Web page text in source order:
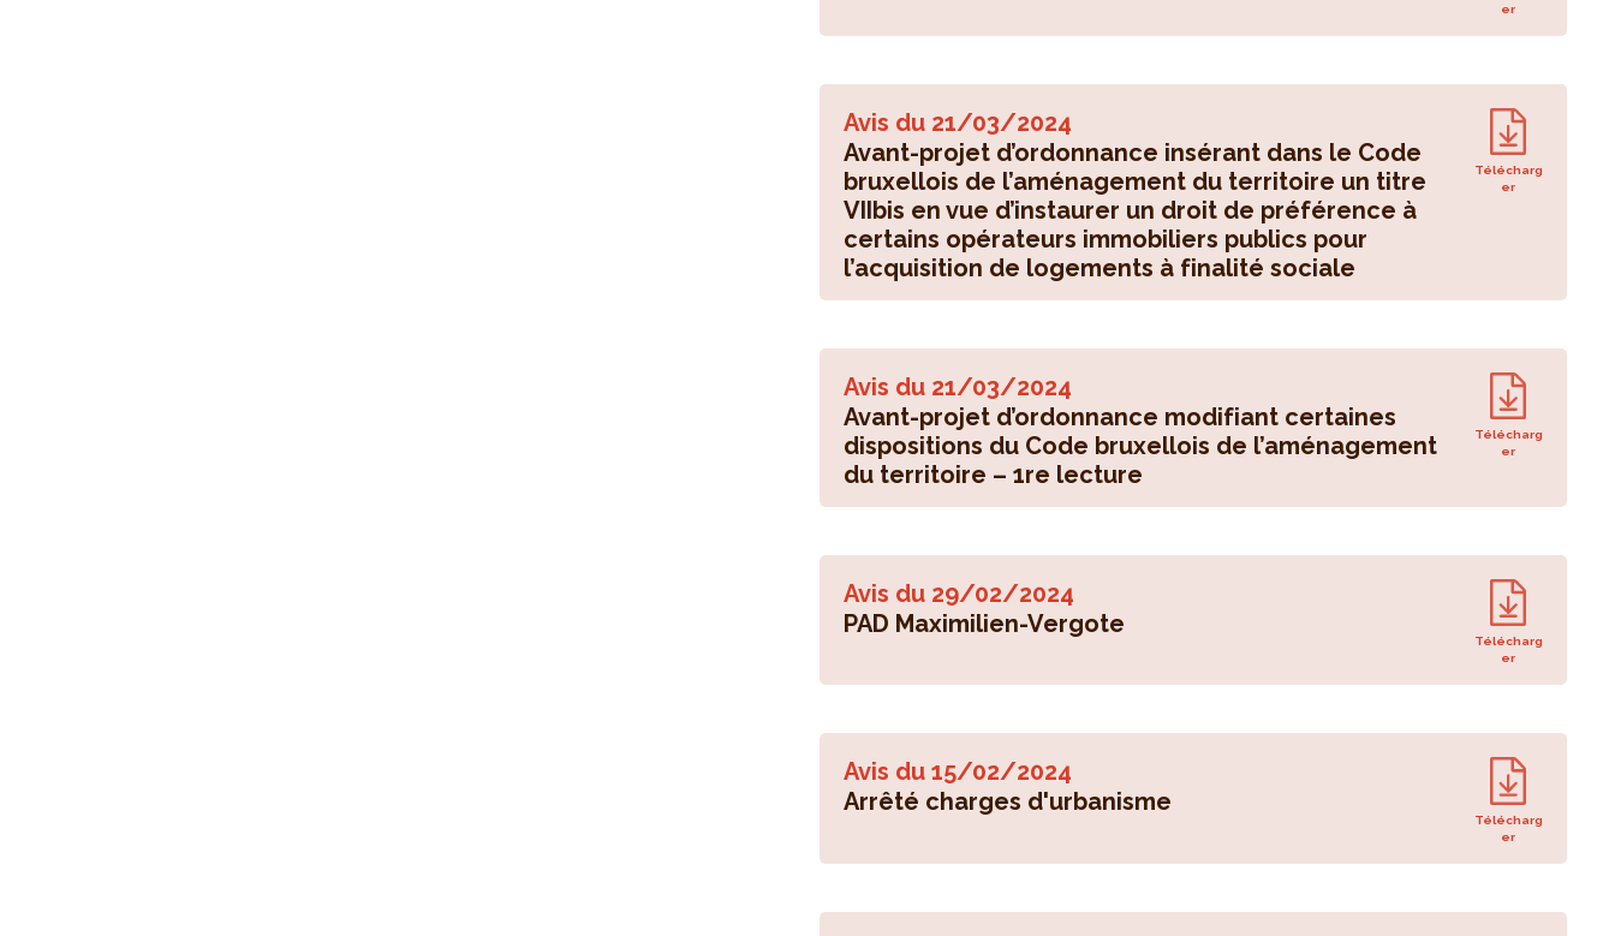
er
Avis du 21/03/2024
Avant-projet d’ordonnance insérant dans le Code
bruxellois de l’aménagement du territoire un titre
VIIbis en vue d’instaurer un droit de préférence à
certains opérateurs immobiliers publics pour
l’acquisition de logements à finalité sociale
Télécharg
er
Avis du 21/03/2024
Avant-projet d’ordonnance modifiant certaines
dispositions du Code bruxellois de l’aménagement
du territoire – 1re lecture
Télécharg
er
Avis du 29/02/2024
PAD Maximilien-Vergote
Télécharg
er
Avis du 15/02/2024
Arrêté charges d'urbanisme
Télécharg
er